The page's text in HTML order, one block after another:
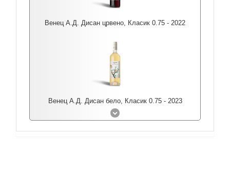
Венец А.Д. Дисан црвено, Класик 0.75 - 2022
Венец А.Д. Дисан бело, Класик 0.75 - 2023